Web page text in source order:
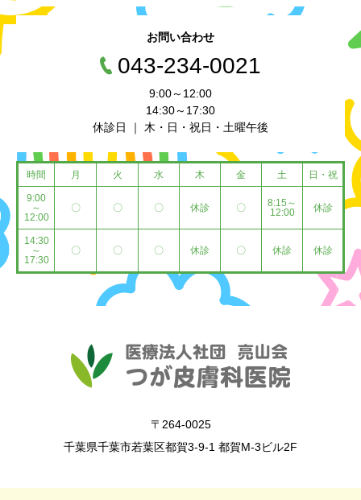
お問い合わせ
043-234-0021
9:00～12:00
14:30～17:30
休診日 ｜ 木・日・祝日・土曜午後
時間 月 火 水 木 金 土 日・祝
9:00
～
12:00
〇 〇 〇 休診 〇
8:15～
12:00
休診
14:30
～
17:30
〇 〇 〇 休診 〇 休診 休診
〒264-0025
千葉県千葉市若葉区都賀3-9-1 都賀M-3ビル2F